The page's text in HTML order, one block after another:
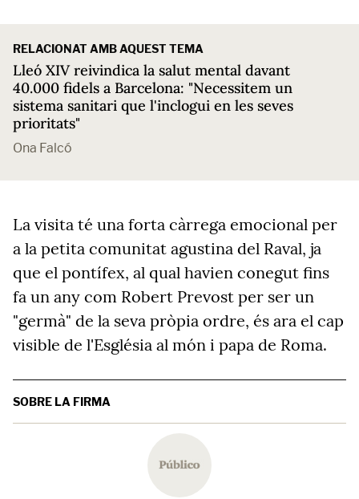
RELACIONAT AMB AQUEST TEMA
Lleó XIV reivindica la salut mental davant
40.000 fidels a Barcelona: "Necessitem un
sistema sanitari que l'inclogui en les seves
prioritats"
Ona Falcó
La visita té una forta càrrega emocional per
a la petita comunitat agustina del Raval, ja
que el pontífex, al qual havien conegut fins
fa un any com Robert Prevost per ser un
"germà" de la seva pròpia ordre, és ara el cap
visible de l'Església al món i papa de Roma.
SOBRE LA FIRMA